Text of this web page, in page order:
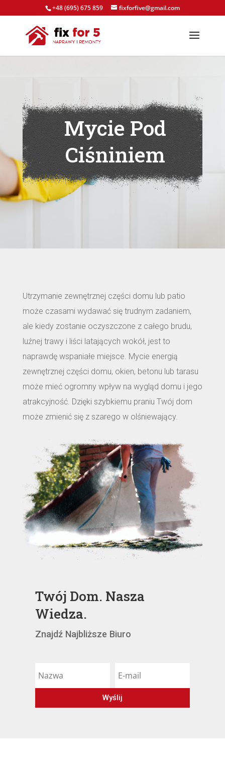
+48 (695) 675 859 fixforfive@gmail.com
Mycie Pod
Ciśniniem
Utrzymanie zewnętrznej części domu lub patio
może czasami wydawać się trudnym zadaniem,
ale kiedy zostanie oczyszczone z całego brudu,
luźnej trawy i liści latających wokół, jest to
naprawdę wspaniałe miejsce. Mycie energią
zewnętrznej części domu, okien, betonu lub tarasu
może mieć ogromny wpływ na wygląd domu i jego
atrakcyjność. Dzięki szybkiemu praniu Twój dom
może zmienić się z szarego w olśniewający.
Twój Dom. Nasza
Wiedza.
Znajdź Najbliższe Biuro
Wyślij